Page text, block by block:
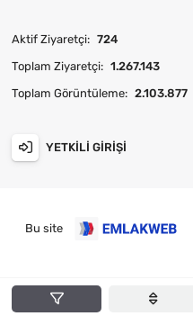
Aktif Ziyaretçi: 724
Toplam Ziyaretçi: 1.267.143
Toplam Görüntüleme: 2.103.877
YETKILI GIRIŞI
Bu site